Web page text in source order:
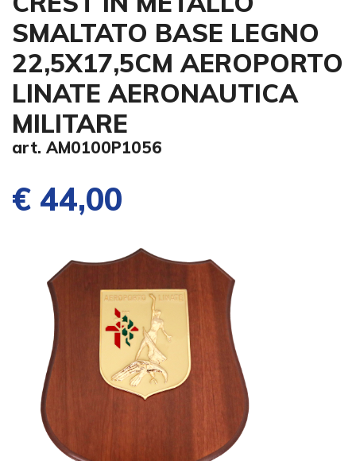
SMALTATO BASE LEGNO
22,5X17,5CM AEROPORTO
LINATE AERONAUTICA
MILITARE
art. AM0100P1056
€ 44,00